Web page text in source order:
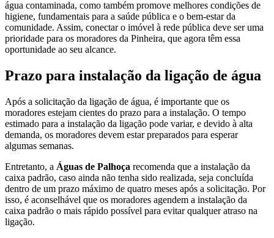
água contaminada, como também promove melhores condições de
higiene, fundamentais para a saúde pública e o bem-estar da
comunidade. Assim, conectar o imóvel à rede pública deve ser uma
prioridade para os moradores da Pinheira, que agora têm essa
oportunidade ao seu alcance.
Prazo para instalação da ligação de água
Após a solicitação da ligação de água, é importante que os
moradores estejam cientes do prazo para a instalação. O tempo
estimado para a instalação da ligação pode variar, e devido à alta
demanda, os moradores devem estar preparados para esperar
algumas semanas.
Entretanto, a Águas de Palhoça recomenda que a instalação da
caixa padrão, caso ainda não tenha sido realizada, seja concluída
dentro de um prazo máximo de quatro meses após a solicitação. Por
isso, é aconselhável que os moradores agendem a instalação da
caixa padrão o mais rápido possível para evitar qualquer atraso na
ligação.